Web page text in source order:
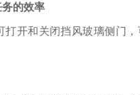
的效率
打开和关闭挡风玻璃侧门